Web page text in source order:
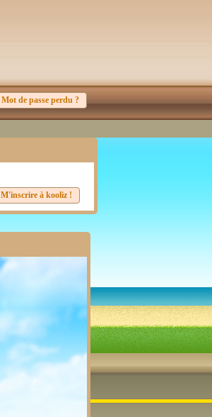
Mot de passe perdu ?
M'inscrire à kooliz !